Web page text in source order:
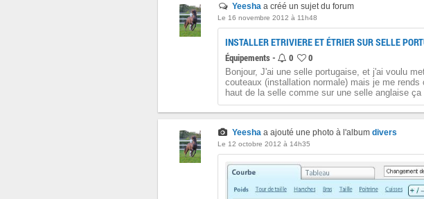
Yeesha a créé un sujet du forum
Le 16 novembre 2012 à 11h48
INSTALLER ETRIVIERE ET ÉTRIER SUR SELLE
Équipements - 0 0
Bonjour, J'ai une selle portugaise, et j'ai voulu
couteaux (installation normale) mais je me
haut de la selle comme sur une selle anglaise ça
Yeesha a ajouté une photo à l'albumdivers
Le 12 octobre 2012 à 14h35